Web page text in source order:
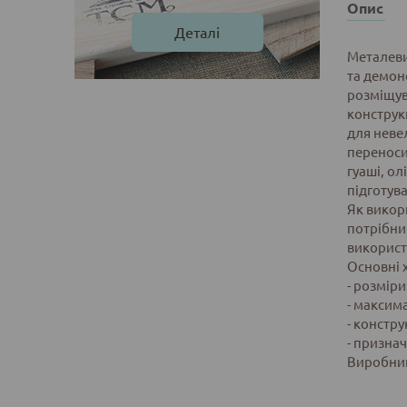
Деталі
Опис
та
для
гуаші,
Як
Основні
-
-
-
-